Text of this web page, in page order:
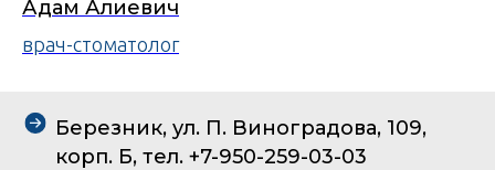
Адам Алиевич
врач-стоматолог
Березник, ул. П. Виноградова, 109,
корп. Б, тел. +7-950-259-03-03